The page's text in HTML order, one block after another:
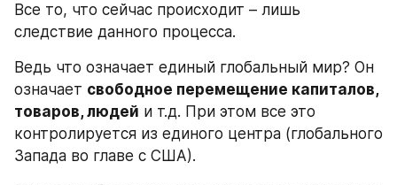
Все то, что сейчас происходит – лишь
следствие данного процесса.
Ведь что означает единый глобальный мир? Он
означает свободное перемещение капиталов,
товаров, людей и т.д. При этом все это
контролируется из единого центра (глобального
Запада во главе с США).